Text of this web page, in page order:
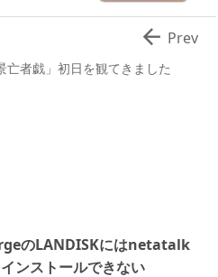
亡者戯」初日を観てきました
 Prev
のLANDISKにはnetatalk
ンストールできない